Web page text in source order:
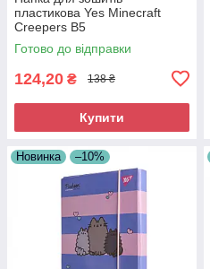
пластикова Yes Minecraft
Creepers В5
Готово до відправки
124,20 ₴ 138 ₴
Купити
Новинка –10%